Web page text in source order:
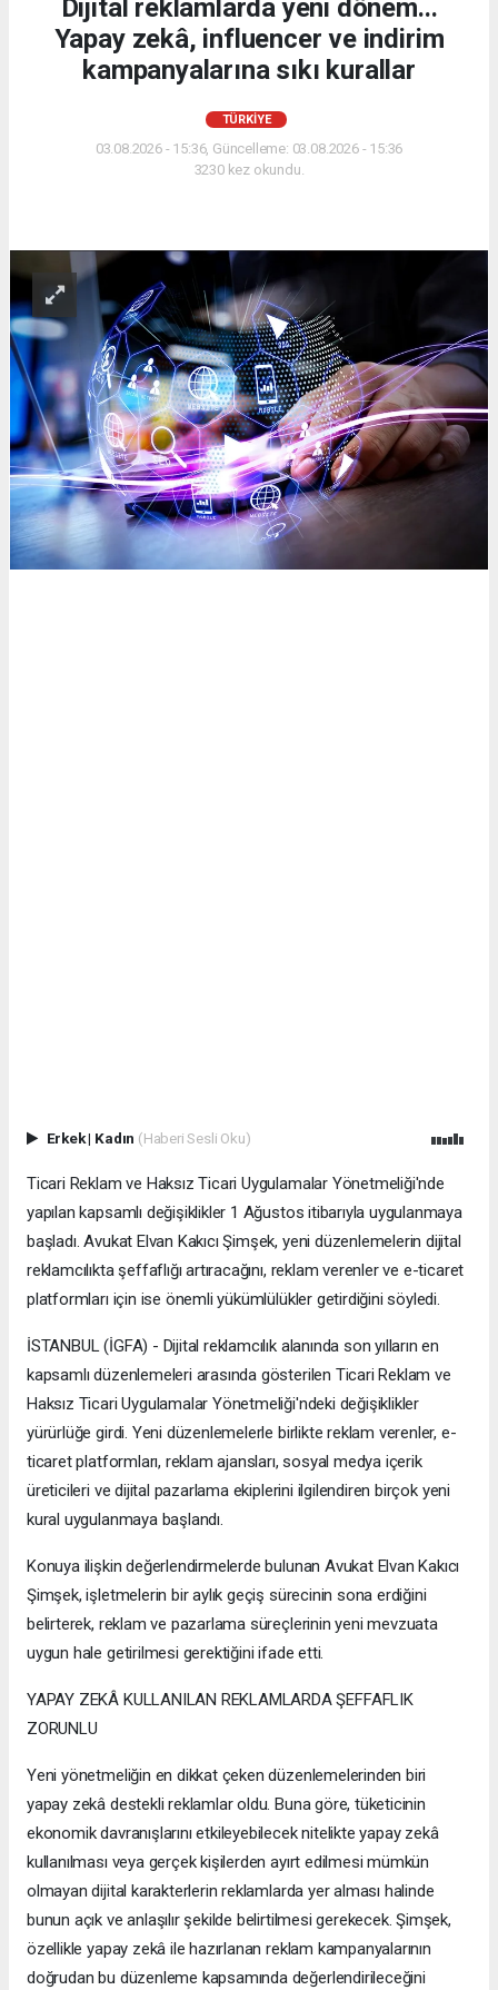
Dijital reklamlarda yeni dönem...
Yapay zekâ, influencer ve indirim
kampanyalarına sıkı kurallar
TÜRKİYE
03.08.2026 - 15:36, Güncelleme: 03.08.2026 - 15:36
3230 kez okundu.
Erkek| Kadın (Haberi Sesli Oku)
Ticari Reklam ve Haksız Ticari Uygulamalar Yönetmeliği'nde
yapılan kapsamlı değişiklikler 1 Ağustos itibarıyla uygulanmaya
başladı. Avukat Elvan Kakıcı Şimşek, yeni düzenlemelerin dijital
reklamcılıkta şeffaflığı artıracağını, reklam verenler ve e-ticaret
platformları için ise önemli yükümlülükler getirdiğini söyledi.
İSTANBUL (İGFA) - Dijital reklamcılık alanında son yılların en
kapsamlı düzenlemeleri arasında gösterilen Ticari Reklam ve
Haksız Ticari Uygulamalar Yönetmeliği'ndeki değişiklikler
yürürlüğe girdi. Yeni düzenlemelerle birlikte reklam verenler, e-
ticaret platformları, reklam ajansları, sosyal medya içerik
üreticileri ve dijital pazarlama ekiplerini ilgilendiren birçok yeni
kural uygulanmaya başlandı.
Konuya ilişkin değerlendirmelerde bulunan Avukat Elvan Kakıcı
Şimşek, işletmelerin bir aylık geçiş sürecinin sona erdiğini
belirterek, reklam ve pazarlama süreçlerinin yeni mevzuata
uygun hale getirilmesi gerektiğini ifade etti.
YAPAY ZEKÂ KULLANILAN REKLAMLARDA ŞEFFAFLIK
ZORUNLU
Yeni yönetmeliğin en dikkat çeken düzenlemelerinden biri
yapay zekâ destekli reklamlar oldu. Buna göre, tüketicinin
ekonomik davranışlarını etkileyebilecek nitelikte yapay zekâ
kullanılması veya gerçek kişilerden ayırt edilmesi mümkün
olmayan dijital karakterlerin reklamlarda yer alması halinde
bunun açık ve anlaşılır şekilde belirtilmesi gerekecek. Şimşek,
özellikle yapay zekâ ile hazırlanan reklam kampanyalarının
doğrudan bu düzenleme kapsamında değerlendirileceğini